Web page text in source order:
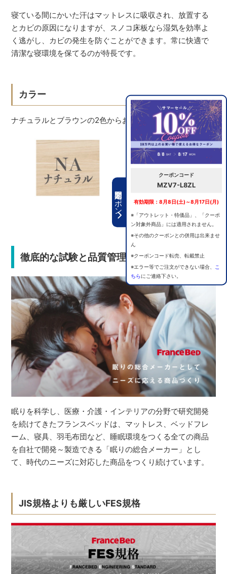
期間限定クーポン
クーポンコード
MZV7-L8ZL
有効期限：8月8日(土)～8月17日(月)
※「アウトレット・特価品」、「クーポ
ン対象外商品」には適用されません。
※その他のクーポンとの併用は出来ませ
ん
※クーポンコード転売、転載禁止
※エラー等でご注文ができない場合、
こ
ちらにご連絡下さい。
寝ている間にかいた汗はマットレスに吸収され、放置する
とカビの原因になりますが、スノコ床板なら湿気を効率よ
く逃がし、カビの発生を防ぐことができます。常に快適で
清潔な寝環境を保てるのが特長です。
カラー
ナチュラルとブラウンの2色からお選びいただけます。
徹底的な試験と品質管理で安心の選択
眠りを科学し、医療・介護・インテリアの分野で研究開発
を続けてきたフランスベッドは、マットレス、ベッドフレ
ーム、寝具、羽毛布団など、睡眠環境をつくる全ての商品
を自社で開発～製造できる「眠りの総合メーカー」とし
て、時代のニーズに対応した商品をつくり続けています。
JIS規格よりも厳しいFES規格